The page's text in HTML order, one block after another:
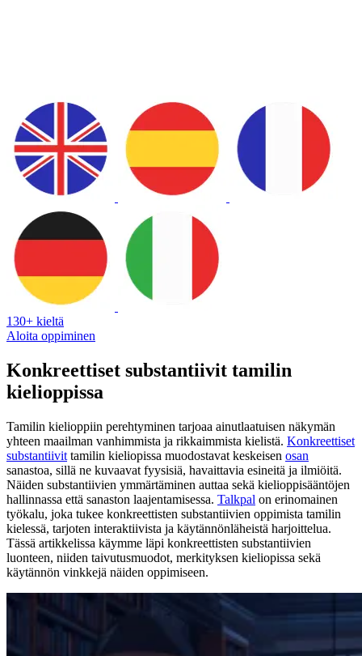
130+ kieltä
Aloita oppiminen
Konkreettiset substantiivit tamilin
kielioppissa
Tamilin kielioppiin perehtyminen tarjoaa ainutlaatuisen näkymän
yhteen maailman vanhimmista ja rikkaimmista kielistä. Konkreettiset
substantiivit tamilin kieliopissa muodostavat keskeisen osan
sanastoa, sillä ne kuvaavat fyysisiä, havaittavia esineitä ja ilmiöitä.
Näiden substantiivien ymmärtäminen auttaa sekä kielioppisääntöjen
hallinnassa että sanaston laajentamisessa. Talkpal on erinomainen
työkalu, joka tukee konkreettisten substantiivien oppimista tamilin
kielessä, tarjoten interaktiivista ja käytännönläheistä harjoittelua.
Tässä artikkelissa käymme läpi konkreettisten substantiivien
luonteen, niiden taivutusmuodot, merkityksen kieliopissa sekä
käytännön vinkkejä näiden oppimiseen.